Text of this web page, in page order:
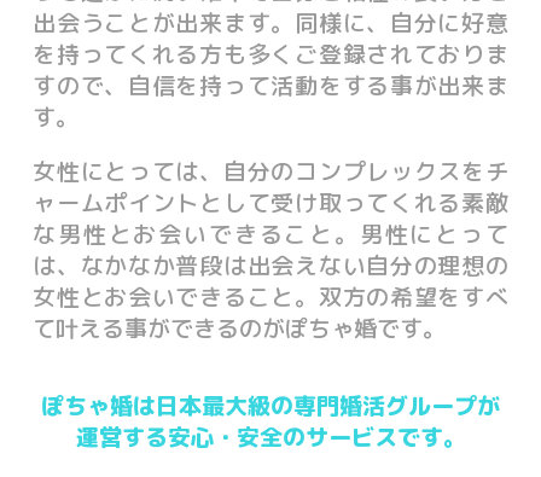
出会うことが出来ます。同様に、自分に好意
を持ってくれる方も多くご登録されておりま
すので、自信を持って活動をする事が出来ま
す。
女性にとっては、自分のコンプレックスをチ
ャームポイントとして受け取ってくれる素敵
な男性とお会いできること。男性にとって
は、なかなか普段は出会えない自分の理想の
女性とお会いできること。双方の希望をすべ
て叶える事ができるのがぽちゃ婚です。
ぽちゃ婚は日本最大級の専門婚活グループが
運営する安心・安全のサービスです。